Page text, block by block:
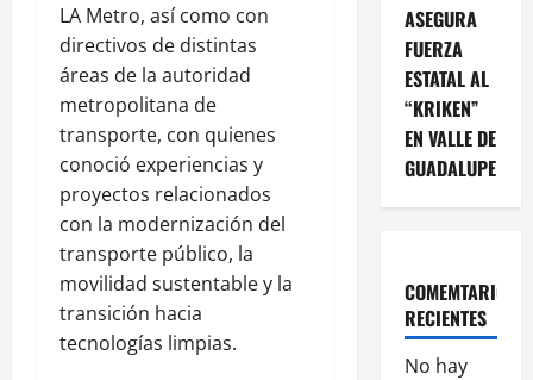
LA Metro, así como con
directivos de distintas
áreas de la autoridad
metropolitana de
transporte, con quienes
conoció experiencias y
proyectos relacionados
con la modernización del
transporte público, la
movilidad sustentable y la
transición hacia
tecnologías limpias.
ASEGURA
FUERZA
ESTATAL AL
“KRIKEN”
EN VALLE DE
GUADALUPE
COMEMTARIOS
RECIENTES
No hay